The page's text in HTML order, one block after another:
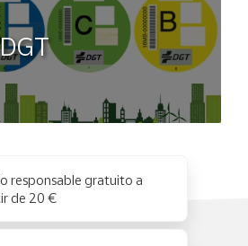
responsable gratuito a
de 20 €